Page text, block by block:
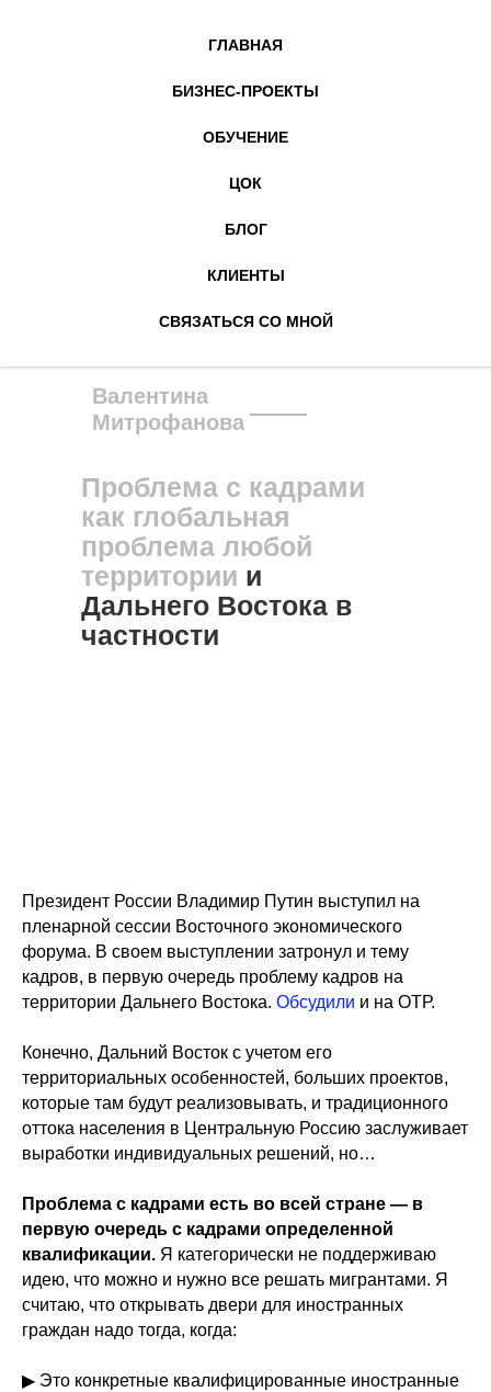
ГЛАВНАЯ
БИЗНЕС-ПРОЕКТЫ
ОБУЧЕНИЕ
ЦОК
БЛОГ
КЛИЕНТЫ
СВЯЗАТЬСЯ СО МНОЙ
Проблема с кадрами
как глобальная
проблема любой
территории и
Дальнего Востока в
частности
Валентина
Митрофанова
Президент России Владимир Путин выступил на
пленарной сессии Восточного экономического
форума. В своем выступлении затронул и тему
кадров, в первую очередь проблему кадров на
территории Дальнего Востока. Обсудили и на ОТР.
Конечно, Дальний Восток с учетом его
территориальных особенностей, больших проектов,
которые там будут реализовывать, и традиционного
оттока населения в Центральную Россию заслуживает
выработки индивидуальных решений, но…
Проблема с кадрами есть во всей стране — в
первую очередь с кадрами определенной
квалификации. Я категорически не поддерживаю
идею, что можно и нужно все решать мигрантами. Я
считаю, что открывать двери для иностранных
граждан надо тогда, когда:
▶ Это конкретные квалифицированные иностранные